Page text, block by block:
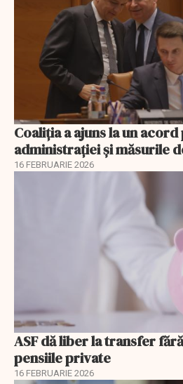
Coaliția a ajuns la un
administrației și măsurile
16 FEBRUARIE 2026
ASF dă liber la transfer
pensiile private
16 FEBRUARIE 2026